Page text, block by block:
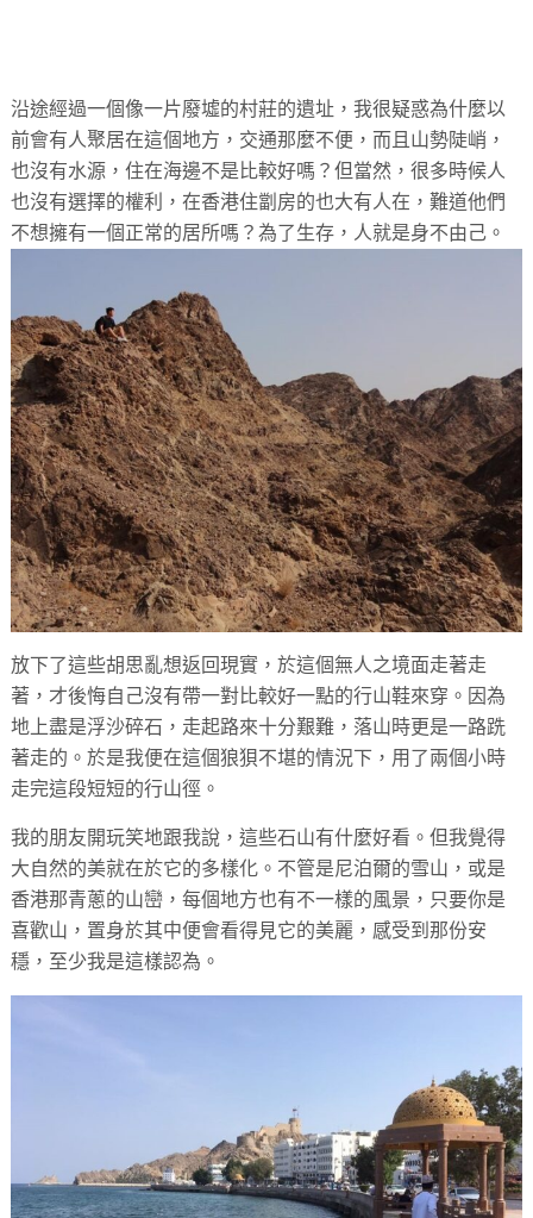
沿途經過一個像一片廢墟的村莊的遺址，我很疑惑為什麼以
前會有人聚居在這個地方，交通那麼不便，而且山勢陡峭，
也沒有水源，住在海邊不是比較好嗎？但當然，很多時候人
也沒有選擇的權利，在香港住劏房的也大有人在，難道他們
不想擁有一個正常的居所嗎？為了生存，人就是身不由己。
放下了這些胡思亂想返回現實，於這個無人之境面走著走
著，才後悔自己沒有帶一對比較好一點的行山鞋來穿。因為
地上盡是浮沙碎石，走起路來十分艱難，落山時更是一路跣
著走的。於是我便在這個狼狽不堪的情況下，用了兩個小時
走完這段短短的行山徑。
我的朋友開玩笑地跟我說，這些石山有什麼好看。但我覺得
大自然的美就在於它的多樣化。不管是尼泊爾的雪山，或是
香港那青蔥的山巒，每個地方也有不一樣的風景，只要你是
喜歡山，置身於其中便會看得見它的美麗，感受到那份安
穩，至少我是這樣認為。